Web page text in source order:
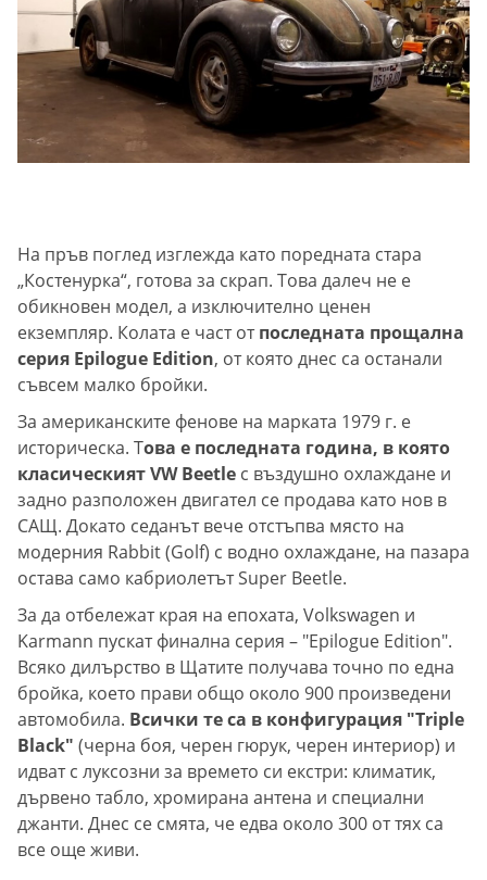
На пръв поглед изглежда като поредната стара
„Костенурка“, готова за скрап. Това далеч не е
обикновен модел, а изключително ценен
екземпляр. Колата е част отпоследната прощална
серия Epilogue Edition, от която днес са останали
съвсем малко бройки.
За американските фенове на марката 1979 г. е
историческа. Това е последната година, в която
класическият VW Beetle с въздушно охлаждане и
задно разположен двигател се продава като нов в
САЩ. Докато седанът вече отстъпва място на
модерния Rabbit (Golf) с водно охлаждане, на пазара
остава само кабриолетът Super Beetle.
За да отбележат края на епохата, Volkswagen и
Karmann пускат финална серия – "Epilogue Edition".
Всяко дилърство в Щатите получава точно по една
бройка, което прави общо около 900 произведени
автомобила. Всички те са в конфигурация "Triple
Black" (черна боя, черен гюрук, черен интериор) и
идват с луксозни за времето си екстри: климатик,
дървено табло, хромирана антена и специални
джанти. Днес се смята, че едва около 300 от тях са
все още живи.